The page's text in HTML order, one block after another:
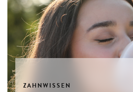
ZAHNWISSEN